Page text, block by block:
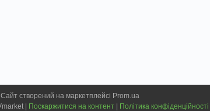
Сайт створений на маркетплейсі Prom.ua
Поскаржитися на контент Політика конфіденційності